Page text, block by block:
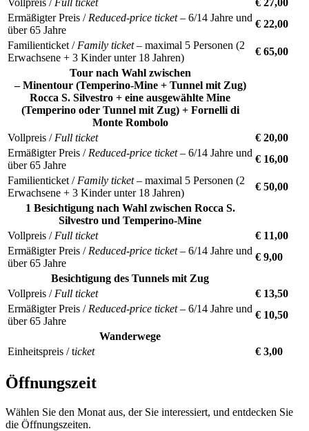
Vollpreis / Full ticket
€ 27,00
Ermäßigter Preis /Reduced-price ticket– 6/14 Jahre und
über 65 Jahre
€ 22,00
Familienticket / Family ticket– maximal 5 Personen (2
Erwachsene + 3 Kinder unter 18 Jahren)
€ 65,00
Tour nach Wahl zwischen
– Minentour (Temperino-Mine + Tunnel mit Zug)
Rocca S. Silvestro + eine ausgewählte Mine
(Temperino oder Tunnel mit Zug) + Fornelli di
Monte Rombolo
Vollpreis / Full ticket
€ 20,00
Ermäßigter Preis /Reduced-price ticket– 6/14 Jahre und
über 65 Jahre
€ 16,00
Familienticket / Family ticket– maximal 5 Personen (2
Erwachsene + 3 Kinder unter 18 Jahren)
€ 50,00
1 Besichtigung nach Wahl zwischen Rocca S.
Silvestro und Temperino-Mine
Vollpreis / Full ticket
€ 11,00
Ermäßigter Preis /Reduced-price ticket– 6/14 Jahre und
über 65 Jahre
€ 9,00
Besichtigung des Tunnels mit Zug
Vollpreis / Full ticket
€ 13,50
Ermäßigter Preis /Reduced-price ticket– 6/14 Jahre und
über 65 Jahre
€ 10,50
Wanderwege
Einheitspreis / ticket € 3,00
Öffnungszeit
Wählen Sie den Monat aus, der Sie interessiert, und entdecken Sie
die Öffnungszeiten.